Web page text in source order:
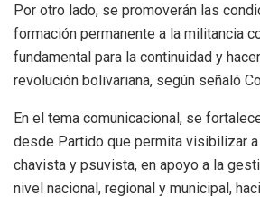
Por otro lado, se promoverán las
formación permanente a la militancia
fundamental para la continuidad y
revolución bolivariana, según señaló
En el tema comunicacional, se
desde Partido que permita visibilizar
chavista y psuvista, en apoyo a la
nivel nacional, regional y municipal,